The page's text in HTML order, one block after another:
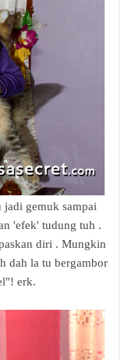
jadi gemuk sampai
'efek' tudung tuh .
diri . Mungkin
dah la tu bergambor
erk.